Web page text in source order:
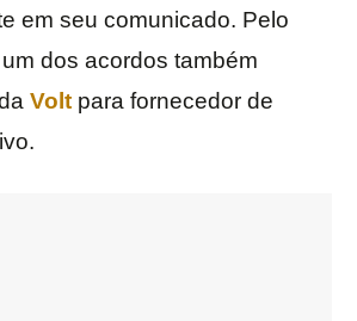
em seu comunicado. Pelo
dos acordos também
Volt para fornecedor de